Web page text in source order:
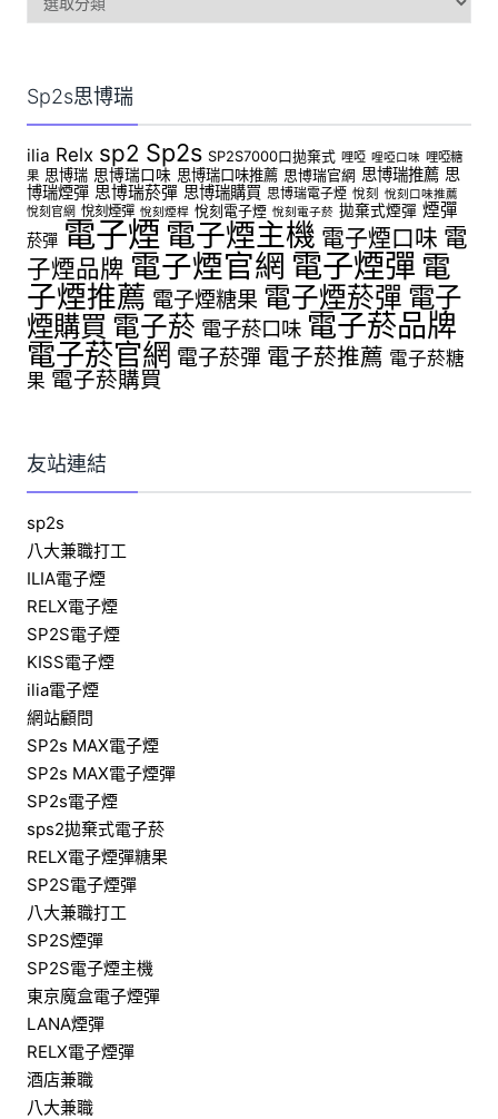
子
Sp2s思博瑞
ilia Relx sp2 Sp2s SP2S7000口拋棄式 哩啞 哩啞口味 哩啞糖
果 思博瑞 思博瑞口味 思博瑞口味推薦 思博瑞官網 思博瑞推薦 思
博瑞煙彈 思博瑞菸彈 思博瑞購買 思博瑞電子煙 悅刻 悅刻口味推薦
悅刻官網 悅刻煙彈 悅刻煙桿 悅刻電子煙 悅刻電子菸 拋棄式煙彈 煙彈
菸彈 電子煙 電子煙主機 電子煙口味 電
子煙品牌 電子煙官網 電子煙彈 電
子煙推薦 電子煙糖果 電子煙菸彈 電子
煙購買 電子菸 電子菸口味 電子菸品牌
電子菸官網 電子菸彈 電子菸推薦 電子菸糖
果 電子菸購買
友站連結
sp2s
八大兼職打工
ILIA電子煙
RELX電子煙
SP2S電子煙
KISS電子煙
ilia電子煙
網站顧問
SP2s MAX電子煙
SP2s MAX電子煙彈
SP2s電子煙
sps2拋棄式電子菸
RELX電子煙彈糖果
SP2S電子煙彈
八大兼職打工
SP2S煙彈
SP2S電子煙主機
東京魔盒電子煙彈
LANA煙彈
RELX電子煙彈
酒店兼職
八大兼職